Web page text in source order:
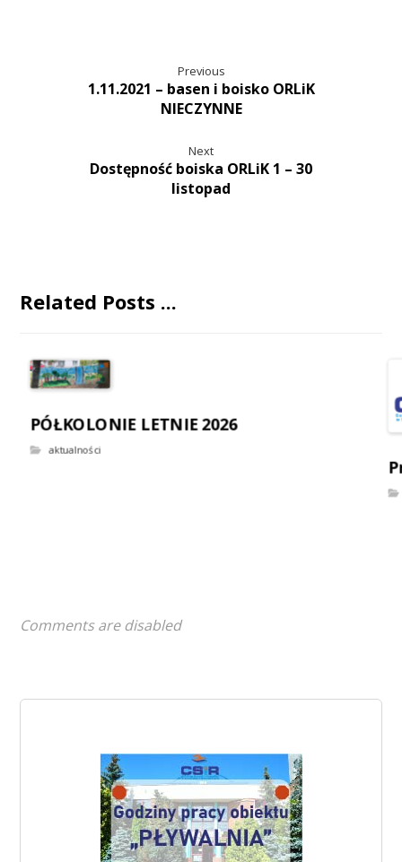
Previous
1.11.2021 – basen i boisko ORLiK
NIECZYNNE
Next
Dostępność boiska ORLiK 1 – 30
listopad
Related Posts ...
PÓŁKOLONIE LETNIE 2026
aktualności
Comments are disabled